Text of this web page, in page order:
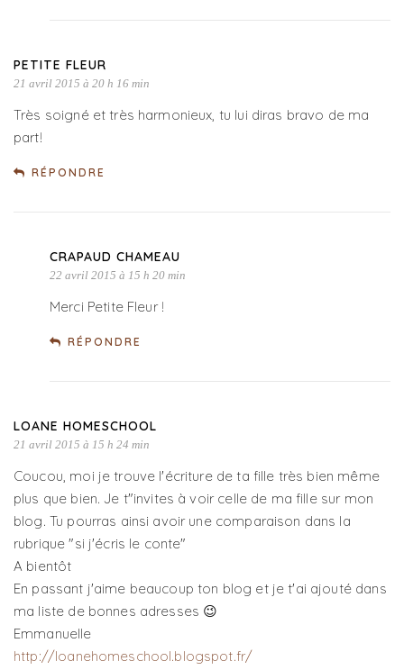
PETITE FLEUR
21 avril 2015 à 20 h 16 min
Très soigné et très harmonieux, tu lui diras bravo de ma
part!
RÉPONDRE
CRAPAUD CHAMEAU
22 avril 2015 à 15 h 20 min
Merci Petite Fleur !
RÉPONDRE
LOANE HOMESCHOOL
21 avril 2015 à 15 h 24 min
Coucou, moi je trouve l'écriture de ta fille très bien même
plus que bien. Je t"invites à voir celle de ma fille sur mon
blog. Tu pourras ainsi avoir une comparaison dans la
rubrique "si j'écris le conte"
A bientôt
En passant j'aime beaucoup ton blog et je t'ai ajouté dans
ma liste de bonnes adresses 😉
Emmanuelle
http://loanehomeschool.blogspot.fr/